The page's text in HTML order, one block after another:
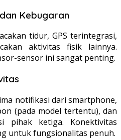
Kebugaran
tidur, GPS terintegrasi,
aktivitas fisik lainnya.
sensor ini sangat penting.
notifikasi dari smartphone,
(pada model tertentu), dan
pihak ketiga. Konektivitas
untuk fungsionalitas penuh.